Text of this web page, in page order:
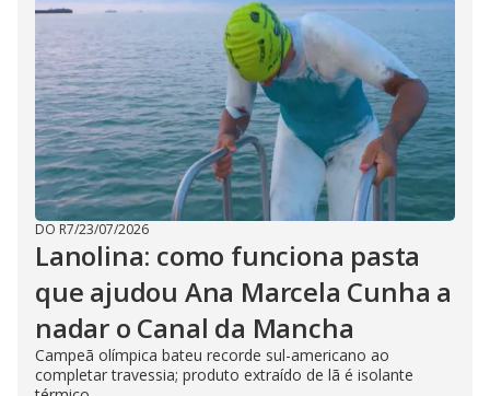
DO R7/23/07/2026
Lanolina: como funciona pasta
que ajudou Ana Marcela Cunha a
nadar o Canal da Mancha
Campeã olímpica bateu recorde sul-americano ao
completar travessia; produto extraído de lã é isolante